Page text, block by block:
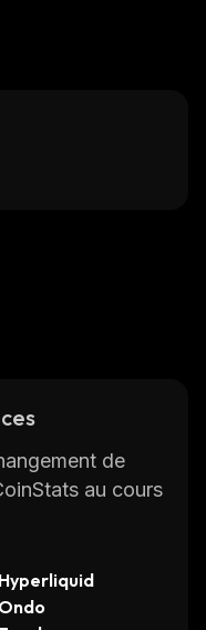
de
au cours
Hyperliquid
Ondo